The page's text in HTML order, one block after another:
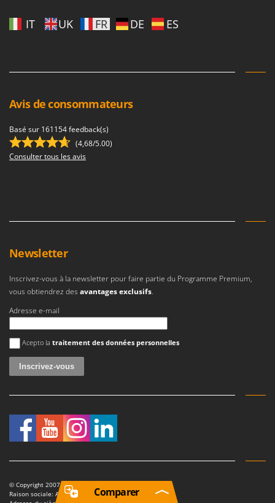
IT UK FR DE ES
Avis de consommateurs
Basé sur 161154 feedback(s)
(4,68/5.00)
Consulter tous les avis
Newsletter
Inscrivez-vous à la newsletter pour faire partie du Programme Premium,
vous obtiendrez des avantages exclusifs.
Adresse e-mail
Une erreur est survenue
Acepto la traitement des données personnelles
© Copyright 2007-2026 AgriEuro. Tutti i diritti riservati
Raison sociale: AgriEuro S.R.L.Comparer